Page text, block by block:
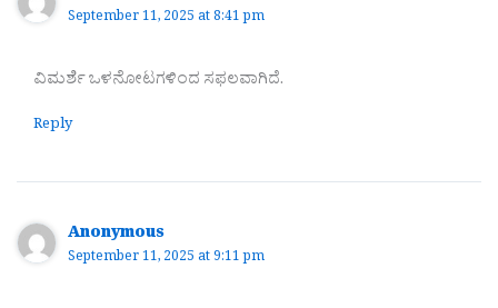
September 11, 2025 at 8:41 pm
ವಿಮರ್ಶೆ ಒಳನೋಟಗಳಿಂದ ಸಫಲವಾಗಿದೆ.
Reply
Anonymous
September 11, 2025 at 9:11 pm